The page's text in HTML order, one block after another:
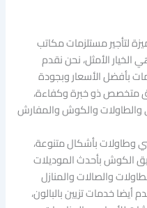
لتأجير مستلزمات مكاتب
الخيار الأمثل، نحن نقدم
بأفضل الأسعار وبجودة
متخصص ذو خبرة وكفاءة،
والطاولات والكوش والمفارش
وطاولات بأشكال متنوعة،
الكوش بأحدث الموديلات
والصالات والمنازل
أيضا خدمات تزيين بالبالون،